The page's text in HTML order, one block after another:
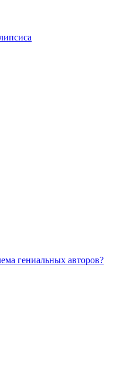
гениальных авторов?